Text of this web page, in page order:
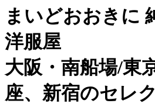
まいどおおきに
洋服屋
大阪・南船場/東
座、新宿のセレ